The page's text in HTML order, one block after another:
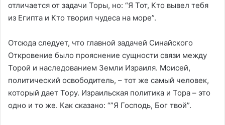
отличается от задачи Торы, но: “Я Тот, Кто вывел тебя
из Египта и Кто творил чудеса на море”.
Отсюда следует, что главной задачей Синайского
Откровение было прояснение сущности связи между
Торой и наследованием Земли Израиля. Моисей,
политический освободитель, – тот же самый человек,
который дает Тору. Израильская политика и Тора – это
одно и то же. Как сказано: “”Я Господь, Бог твой”.